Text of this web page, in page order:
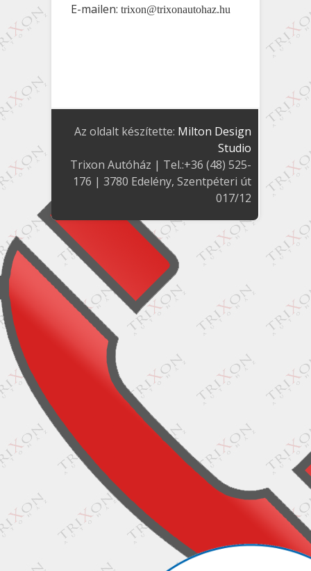
E-mailen: trixon@trixonautohaz.hu
Az oldalt készítette: Milton Design
Studio
Trixon Autóház | Tel.:+36 (48) 525-
176 | 3780 Edelény, Szentpéteri út
017/12